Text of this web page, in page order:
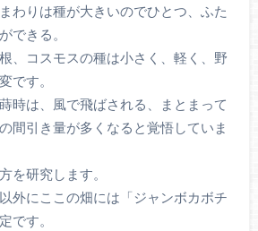
わりは種が大きいのでひとつ、ふた
できる。
、コスモスの種は小さく、軽く、野
です。
時は、風で飛ばされる、まとまって
間引き量が多くなると覚悟していま
を研究します。
外にここの畑には「ジャンボカボチ
です。